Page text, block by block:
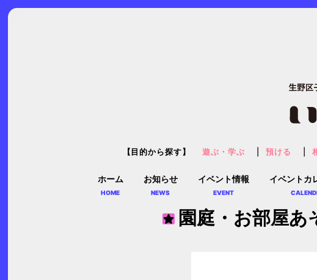
ホーム
HOME
お知らせ
NEWS
イベント情報
EVENT
イベントカ
【目的から探す】 遊ぶ・学ぶ 預ける
園庭・お部屋